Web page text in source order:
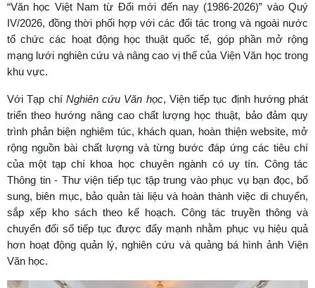
“Văn học Việt Nam từ Đổi mới đến nay (1986-2026)” vào Quý
IV/2026, đồng thời phối hợp với các đối tác trong và ngoài nước
tổ chức các hoạt động học thuật quốc tế, góp phần mở rộng
mạng lưới nghiên cứu và nâng cao vị thế của Viện Văn học trong
khu vực.
Với Tạp chí Nghiên cứu Văn học, Viện tiếp tục định hướng phát
triển theo hướng nâng cao chất lượng học thuật, bảo đảm quy
trình phản biện nghiêm túc, khách quan, hoàn thiện website, mở
rộng nguồn bài chất lượng và từng bước đáp ứng các tiêu chí
của một tạp chí khoa học chuyên ngành có uy tín. Công tác
Thông tin - Thư viện tiếp tục tập trung vào phục vụ bạn đọc, bổ
sung, biên mục, bảo quản tài liệu và hoàn thành việc di chuyển,
sắp xếp kho sách theo kế hoạch. Công tác truyền thông và
chuyển đổi số tiếp tục được đẩy mạnh nhằm phục vụ hiệu quả
hơn hoạt động quản lý, nghiên cứu và quảng bá hình ảnh Viện
Văn học.